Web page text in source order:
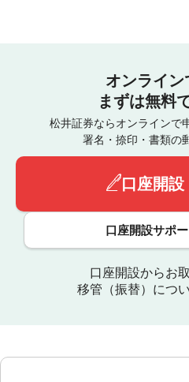
オンライン
まずは無料
松井証券ならオンラインで
署名・捺印・書類の
口座開設
口座開設サポ
口座開設からお
移管（振替）につ